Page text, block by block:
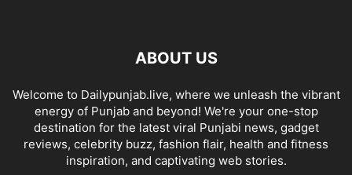
ABOUT US
Welcome to Dailypunjab.live, where we unleash the vibrant
energy of Punjab and beyond! We're your one-stop
destination for the latest viral Punjabi news, gadget
reviews, celebrity buzz, fashion flair, health and fitness
inspiration, and captivating web stories.